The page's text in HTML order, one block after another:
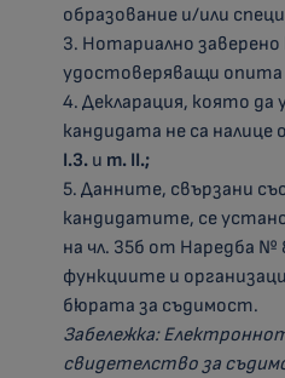
образование и/или
3. Нотариално
удостоверяващи опита
4. Декларация, която да
кандидата не са
I.3. и т. II.;
5. Данните, свързани
кандидатите, се
на чл. 35б от Наредба №
функциите и
бюрата за съдимост.
Забележка:
свидетелство за